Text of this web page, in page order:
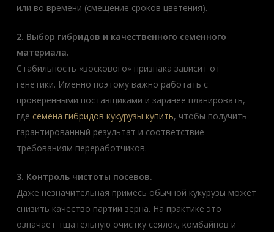
или во времени (смещение сроков цветения).
2. Выбор гибридов и качественного семенного
материала.
Стабильность «воскового» признака зависит от
генетики. Именно поэтому важно работать с
проверенными поставщиками и заранее планировать,
где семена гибридов кукурузы купить, чтобы получить
гарантированный результат и соответствие
требованиям переработчиков.
3. Контроль чистоты посевов.
Даже незначительная примесь обычной кукурузы может
снизить качество партии зерна. На практике это
означает тщательную очистку сеялок, комбайнов и